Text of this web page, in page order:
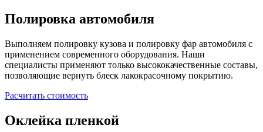
Полировка автомобиля
Выполняем полировку кузова и полировку фар автомобиля с
применением современного оборудования. Наши
специалисты применяют только высококачественные составы,
позволяющие вернуть блеск лакокрасочному покрытию.
Расчитать стоимость
Оклейка пленкой